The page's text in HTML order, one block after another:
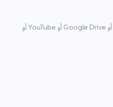
باستخدام أداة الرفع لدينا، يمكنك استيراد الملف من أي مكان، سواء من حاسوبك المحمول أو Google Drive أو YouTube أو